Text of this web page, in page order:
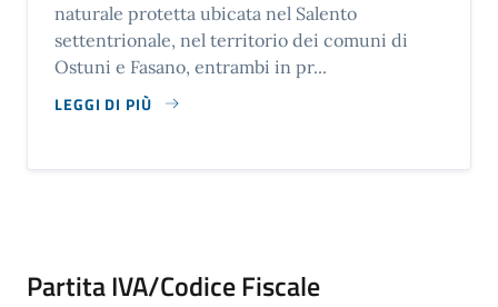
naturale protetta ubicata nel Salento
settentrionale, nel territorio dei comuni di
Ostuni e Fasano, entrambi in pr...
LEGGI DI PIÙ
SU PARCO NATURALE REGIONALE DUNE COSTIERE DA
Partita IVA/Codice Fiscale